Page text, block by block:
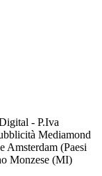
- P.Iva
Mediamond
Amsterdam (Paesi
Monzese (MI)